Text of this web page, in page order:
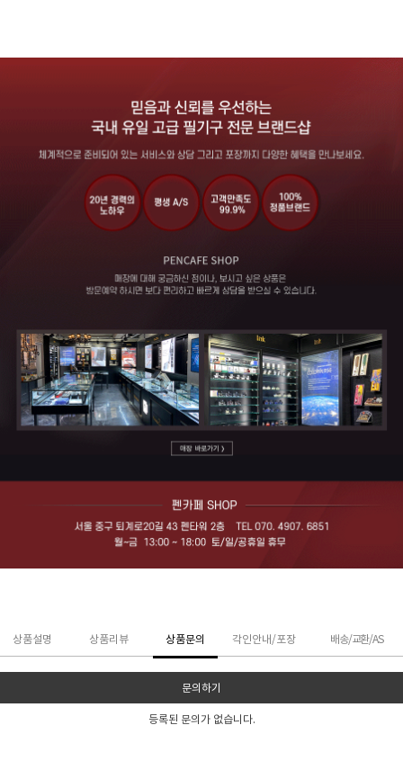
상품설명 상품리뷰 상품문의 각인안내/포장 배송/교환/AS
문의하기
등록된 문의가 없습니다.